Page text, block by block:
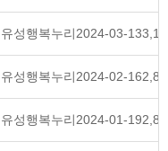
유성행복누리2024-03-13
유성행복누리2024-02-16
유성행복누리2024-01-19